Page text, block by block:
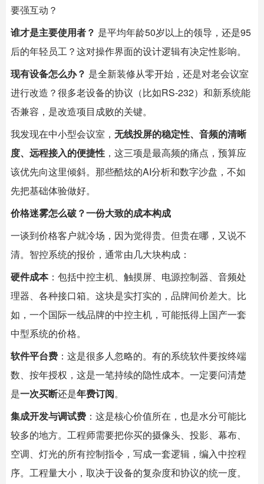
要强互动？
谁才是主要使用者？ 是平均年龄50岁以上的领导，还是95
后的年轻员工？这对操作界面的设计逻辑有决定性影响。
现有设备怎么办？ 是全新装修从零开始，还是对老会议室
进行改造？很多老设备的协议（比如RS-232）和新系统能
否兼容，是改造项目成败的关键。
我发现在中小型会议室， 无线投屏的稳定性、音频的清晰
度、远程接入的便捷性 ，这三项是最高频的痛点，预算应
该优先向这里倾斜。那些酷炫的AI分析和数字沙盘，不如
先把基础体验做好。
价格迷雾怎么破？一份大致的成本构成
一谈到价格客户就冷场，因为觉得贵。但贵在哪，又说不
清。智控系统的报价，通常由几大块构成：
硬件成本：包括中控主机、触摸屏、电源控制器、音频处
理器、各种接口箱。这块是实打实的，品牌间价差大。比
如，一个国际一线品牌的中控主机，可能抵得上国产一套
中型系统的价格。
软件平台费 ：这是很多人忽略的。有的系统软件要按终端
数、按年授权，这是一笔持续的隐性成本。一定要问清楚
是一次买断还是年费订阅。
集成开发与调试费 ：这是核心价值所在，也是水分可能比
较多的地方。工程师需要把你买的摄像头、投影、幕布、
空调、灯光的所有控制指令，写成一套逻辑，编入中控程
序。工程量大小，取决于设备的复杂度和协议的统一度。